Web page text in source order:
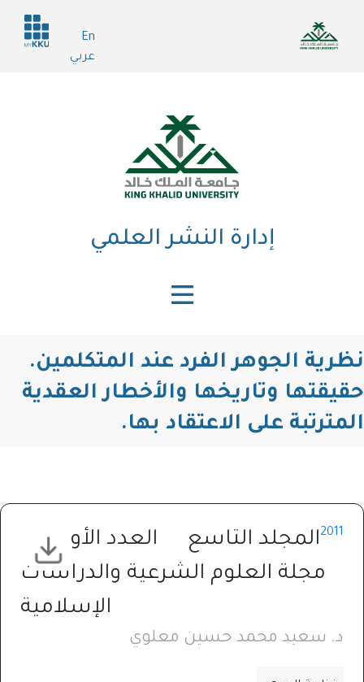
المحتوى
En
عربي
Header
services
إدارة النشر العلمي
نظرية الجوهر الفرد عند المتكلمين.
حقيقتها وتاريخها والأخطار العقدية
المترتبة على الاعتقاد بها.
2011المجلد التاسع
العدد الأول
مجلة العلوم الشرعية والدراسات
الإسلامية
د. سعيد محمد حسين معلوي